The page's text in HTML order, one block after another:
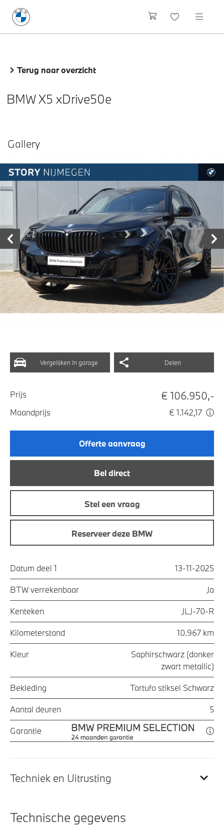
Terug naar overzicht
BMW X5 xDrive50e
Vergelijken in garage Delen
Prijs € 106.950,-
Maandprijs € 1.142,17
Offerte aanvraag
Bel direct
Stel een vraag
Reserveer deze BMW
Datum deel 1 13-11-2025
BTW verrekenbaar Ja
Kenteken JLJ-70-R
Kilometerstand 10.967 km
Kleur
Saphirschwarz (donker
zwart metallic)
Bekleding Tartufo stiksel Schwarz
Aantal deuren 5
Garantie
Gallery
Techniek en Uitrusting
Technische gegevens